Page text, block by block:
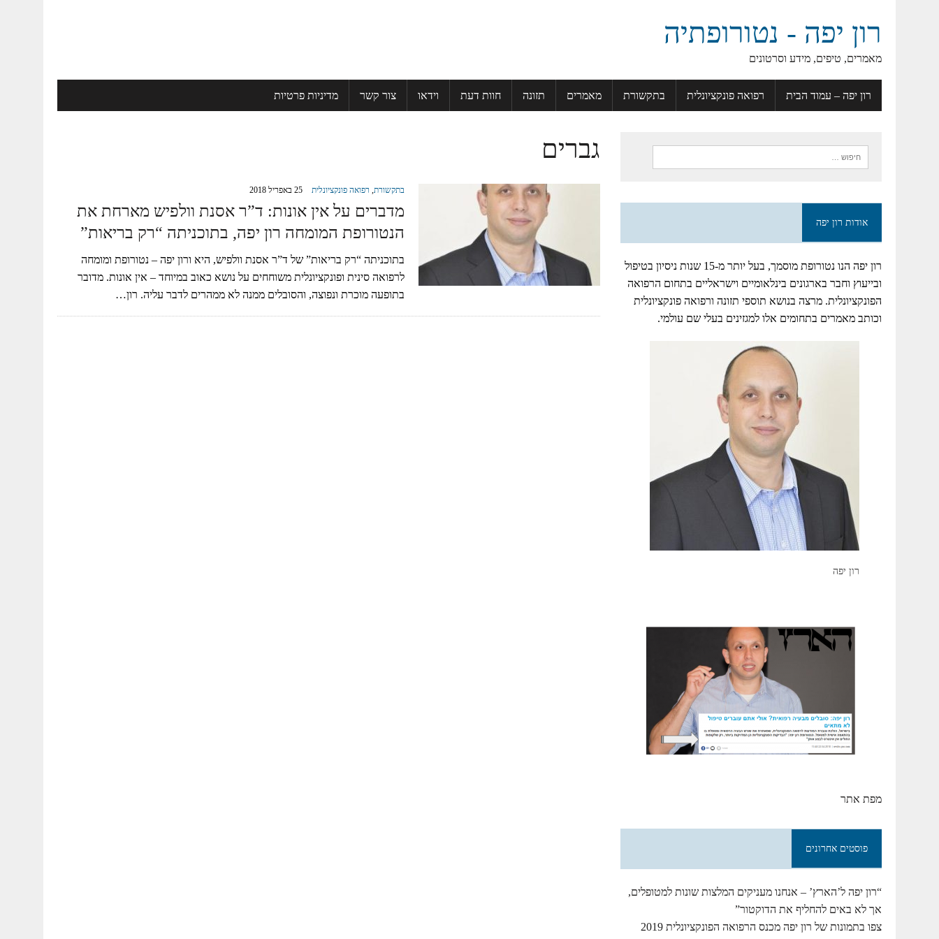
רון יפה - נטורופתיה
מאמרים, טיפים, מידע וסרטונים
רון יפה – עמוד הבית רפואה פונקציונלית בתקשורת מאמרים תזונה חוות דעת וידאו צור קשר מדיניות פרטיות
גברים
בתקשורת, רפואה פונקציונלית 25 באפריל 2018
מדברים על אין אונות: ד”ר אסנת וולפיש מארחת את
הנטורופת המומחה רון יפה, בתוכניתה “רק בריאות”
בתוכניתה “רק בריאות” של ד”ר אסנת וולפיש, היא ורון יפה – נטורופת ומומחה
לרפואה סינית ופונקציונלית משוחחים על נושא כאוב במיוחד – אין אונות. מדובר
בתופעה מוכרת ונפוצה, והסובלים ממנה לא ממהרים לדבר עליה. רון…
אודות רון יפה
רון יפה הנו נטורופת מוסמך, בעל יותר מ-15 שנות ניסיון בטיפול
ובייעוץ וחבר בארגונים בינלאומיים וישראליים בתחום הרפואה
הפונקציונלית. מרצה בנושא תוספי תזונה ורפואה פונקציונלית
וכותב מאמרים בתחומים אלו למגזינים בעלי שם עולמי.
רון יפה
מפת אתר
פוסטים אחרונים
“רון יפה ל’הארץ’ – אנחנו מעניקים המלצות שונות למטופלים,
אך לא באים להחליף את הדוקטור”
צפו בתמונות של רון יפה מכנס הרפואה הפונקציונלית 2019